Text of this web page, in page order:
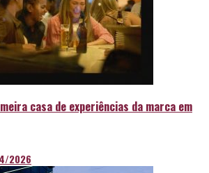
casa de experiências da marca em
2026